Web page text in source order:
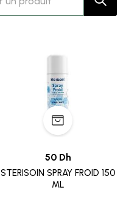
50 Dh
STERISOIN SPRAY FROID 150
ML